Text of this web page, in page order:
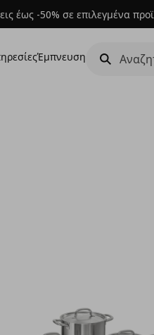
έως -50% σε επιλεγμένα
Έμπνευση